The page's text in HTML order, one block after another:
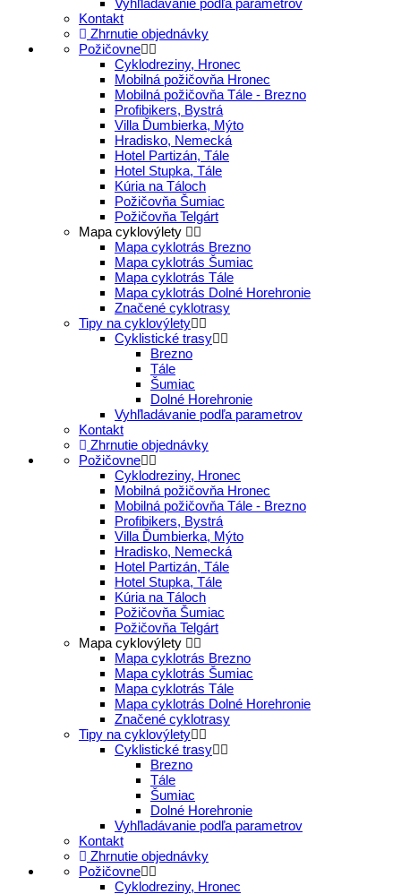
Kontakt
Zhrnutie objednávky
Požičovne
Cyklodreziny, Hronec
Mobilná požičovňa Hronec
Mobilná požičovňa Tále - Brezno
Profibikers, Bystrá
Villa Ďumbierka, Mýto
Hradisko, Nemecká
Hotel Partizán, Tále
Hotel Stupka, Tále
Kúria na Táloch
Požičovňa Šumiac
Požičovňa Telgárt
Mapa cyklovýlety
Mapa cyklotrás Brezno
Mapa cyklotrás Šumiac
Mapa cyklotrás Tále
Mapa cyklotrás Dolné Horehronie
Značené cyklotrasy
Tipy na cyklovýlety
Cyklistické trasy
Brezno
Tále
Šumiac
Dolné Horehronie
Vyhľladávanie podľa parametrov
Kontakt
Zhrnutie objednávky
Požičovne
Cyklodreziny, Hronec
Mobilná požičovňa Hronec
Mobilná požičovňa Tále - Brezno
Profibikers, Bystrá
Villa Ďumbierka, Mýto
Hradisko, Nemecká
Hotel Partizán, Tále
Hotel Stupka, Tále
Kúria na Táloch
Požičovňa Šumiac
Požičovňa Telgárt
Mapa cyklovýlety
Mapa cyklotrás Brezno
Mapa cyklotrás Šumiac
Mapa cyklotrás Tále
Mapa cyklotrás Dolné Horehronie
Značené cyklotrasy
Tipy na cyklovýlety
Cyklistické trasy
Brezno
Tále
Šumiac
Dolné Horehronie
Vyhľladávanie podľa parametrov
Kontakt
Zhrnutie objednávky
Požičovne
Cyklodreziny, Hronec